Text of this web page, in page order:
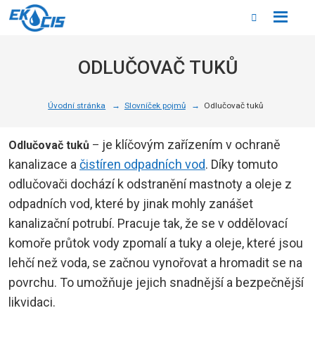
ODLUČOVAČ TUKŮ
Úvodní stránka Slovníček pojmů Odlučovač tuků
Odlučovač tuků – je klíčovým zařízením v ochraně
kanalizace a čistíren odpadních vod. Díky tomuto
odlučovači dochází k odstranění mastnoty a oleje z
odpadních vod, které by jinak mohly zanášet
kanalizační potrubí. Pracuje tak, že se v oddělovací
komoře průtok vody zpomalí a tuky a oleje, které jsou
lehčí než voda, se začnou vynořovat a hromadit se na
povrchu. To umožňuje jejich snadnější a bezpečnější
likvidaci.